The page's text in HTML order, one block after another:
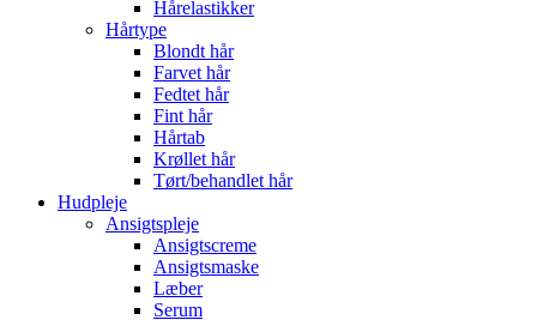
Hårelastikker
Hårtype
Blondt hår
Farvet hår
Fedtet hår
Fint hår
Hårtab
Krøllet hår
Tørt/behandlet hår
Hudpleje
Ansigtspleje
Ansigtscreme
Ansigtsmaske
Læber
Serum